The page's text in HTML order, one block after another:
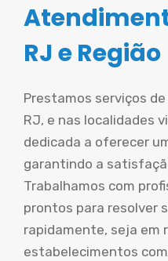
RJ e Região
Prestamos serviços
RJ, e nas localidades
dedicada a oferecer
garantindo a
Trabalhamos com
prontos para resolver
rapidamente, seja em
estabelecimentos